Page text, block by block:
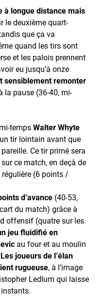
à longue distance mais
le deuxième quart-
que ça va
quand les tirs sont
et les palois prennent
eu jusqu’à onze
sensiblement remonter
la pause (36-40, mi-
tempsWalter Whyte
tir lointain avant que
Ce tir primé sera
ce match, en deçà de
(6 points /
d’avance (40-53,
du match) grâce à
offensif (quatre sur les
jeu fluidifié en
au four et au moulin
Les joueurs de l’élan
rugueuse, à l’image
Ledlum qui laisse